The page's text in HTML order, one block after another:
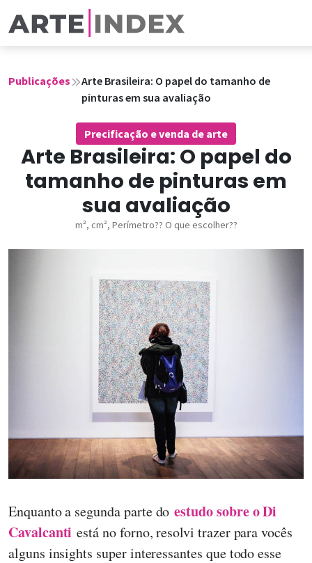
Publicações
Arte Brasileira: O papel do tamanho de
pinturas em sua avaliação
Precificação e venda de arte
Arte Brasileira: O papel do
tamanho de pinturas em
sua avaliação
m², cm², Perímetro?? O que escolher??
Enquanto a segunda parte do estudo sobre o Di
Cavalcanti está no forno, resolvi trazer para vocês
alguns insights super interessantes que todo esse